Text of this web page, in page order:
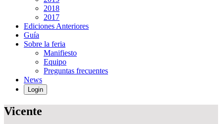
2018
2017
Ediciones Anteriores
Guía
Sobre la feria
Manifiesto
Equipo
Preguntas frecuentes
News
Login
Vicente